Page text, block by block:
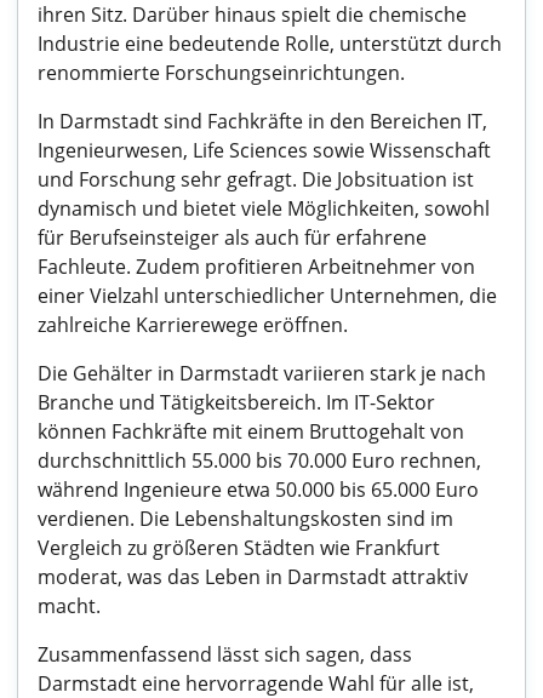
ihren Sitz. Darüber hinaus spielt die chemische
Industrie eine bedeutende Rolle, unterstützt durch
renommierte Forschungseinrichtungen.
In Darmstadt sind Fachkräfte in den Bereichen IT,
Ingenieurwesen, Life Sciences sowie Wissenschaft
und Forschung sehr gefragt. Die Jobsituation ist
dynamisch und bietet viele Möglichkeiten, sowohl
für Berufseinsteiger als auch für erfahrene
Fachleute. Zudem profitieren Arbeitnehmer von
einer Vielzahl unterschiedlicher Unternehmen, die
zahlreiche Karrierewege eröffnen.
Die Gehälter in Darmstadt variieren stark je nach
Branche und Tätigkeitsbereich. Im IT-Sektor
können Fachkräfte mit einem Bruttogehalt von
durchschnittlich 55.000 bis 70.000 Euro rechnen,
während Ingenieure etwa 50.000 bis 65.000 Euro
verdienen. Die Lebenshaltungskosten sind im
Vergleich zu größeren Städten wie Frankfurt
moderat, was das Leben in Darmstadt attraktiv
macht.
Zusammenfassend lässt sich sagen, dass
Darmstadt eine hervorragende Wahl für alle ist,